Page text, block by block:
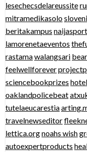
lesechecsdelareussite
mitramedikasolo
beritakampus
lamorenetaeventos
rastamawalangsari
feelwellforever
sciencebookprizes
oaklandpolicebeat
tutelaeucarestia
travelnewseditor
lettica.orgnoahs wish
autoexpertproducts